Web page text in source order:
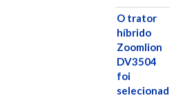
O trator
híbrido
Zoomlion
DV3504
foi
selecionado